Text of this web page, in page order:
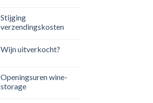
Stijging
verzendingskosten
Wijn uitverkocht?
Openingsuren wine-
storage